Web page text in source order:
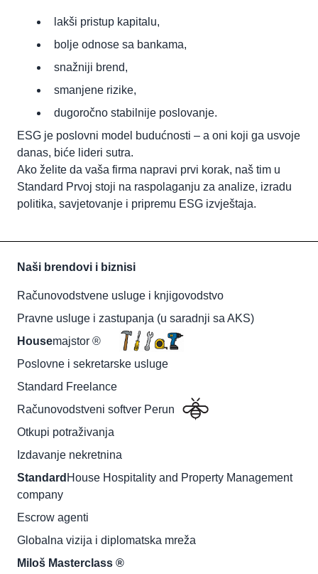
lakši pristup kapitalu,
bolje odnose sa bankama,
snažniji brend,
smanjene rizike,
dugoročno stabilnije poslovanje.
ESG je poslovni model budućnosti – a oni koji ga usvoje
danas, biće lideri sutra.
Ako želite da vaša firma napravi prvi korak, naš tim u
Standard Prvoj stoji na raspolaganju za analize, izradu
politika, savjetovanje i pripremu ESG izvještaja.
Naši brendovi i biznisi
Računovodstvene usluge i knjigovodstvo
Pravne usluge i zastupanja (u saradnji sa AKS)
Housemajstor ®
Poslovne i sekretarske usluge
Standard Freelance
Računovodstveni softver Perun
Otkupi potraživanja
Izdavanje nekretnina
Standard House Hospitality and Property Management
company
Escrow agenti
Globalna vizija i diplomatska mreža
Miloš Masterclass ®